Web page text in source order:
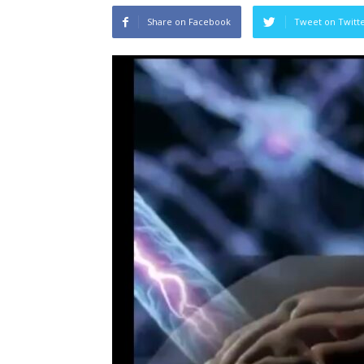
Share on Facebook Tweet on